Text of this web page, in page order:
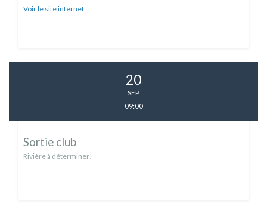
Voir le site internet
20
SEP
09:00
Sortie club
Rivière à déterminer!